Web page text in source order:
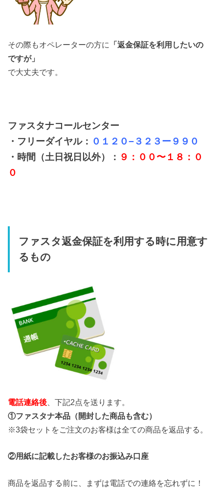
その際もオペレーターの方に
「返金保証を利用したいの
ですが」
で大丈夫です。
ファスタナコールセンター
・フリーダイヤル： ０１２０−３２３ー９９０
・時間（土日祝日以外）： ９：００〜１８：０
０
ファスタ返金保証を利用する時に用意す
るもの
電話連絡後 、下記2点を送ります。
①ファスタナ本品（開封した商品も含む）
※3袋セットをご注文のお客様は全ての商品を返品する。
②用紙に記載したお客様のお振込み口座
商品を返品する前に、まずは電話での連絡を忘れずに！